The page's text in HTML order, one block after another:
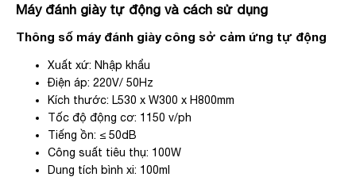
Máy đánh giày tự động và cách sử dụng
Thông số máy đánh giày công sở cảm ứng tự động
Xuất xứ: Nhập khẩu
Điện áp: 220V/ 50Hz
Kích thước: L530 x W300 x H800mm
Tốc độ động cơ: 1150 v/ph
Tiếng ồn: ≤ 50dB
Công suất tiêu thụ: 100W
Dung tích bình xi: 100ml